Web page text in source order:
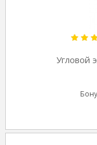
Угловой